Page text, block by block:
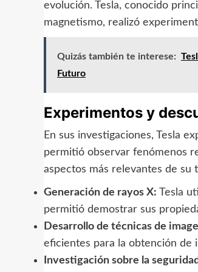
evolución. Tesla, conocido
magnetismo, realizó
Quizás también te interese:
Futuro
Experimentos y
En sus investigaciones, Tesla
permitió observar fenómenos
aspectos más relevantes de su
Generación de rayos X: Tesla
permitió demostrar sus
Desarrollo de técnicas de
eficientes para la obtención de
Investigación sobre la